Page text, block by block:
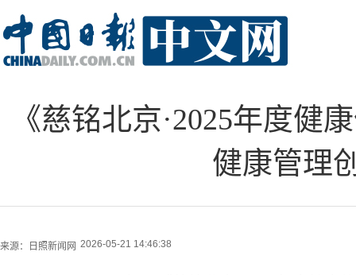
《慈铭北京·2025年度健
健康管理
来源： 日照新闻网 2026-05-21 14:46:38